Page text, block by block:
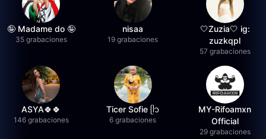
🤪 Madame do 🤪
35 grabaciones
nisaa
19 grabaciones
🤍Zuzia🤍 ig:
zuzkqpl
57 grabaciones
ASYA🍀🍀
146 grabaciones
Ticer Sofie ᥫ᭡
6 grabaciones
MY-Rifoamxn
Official
29 grabaciones